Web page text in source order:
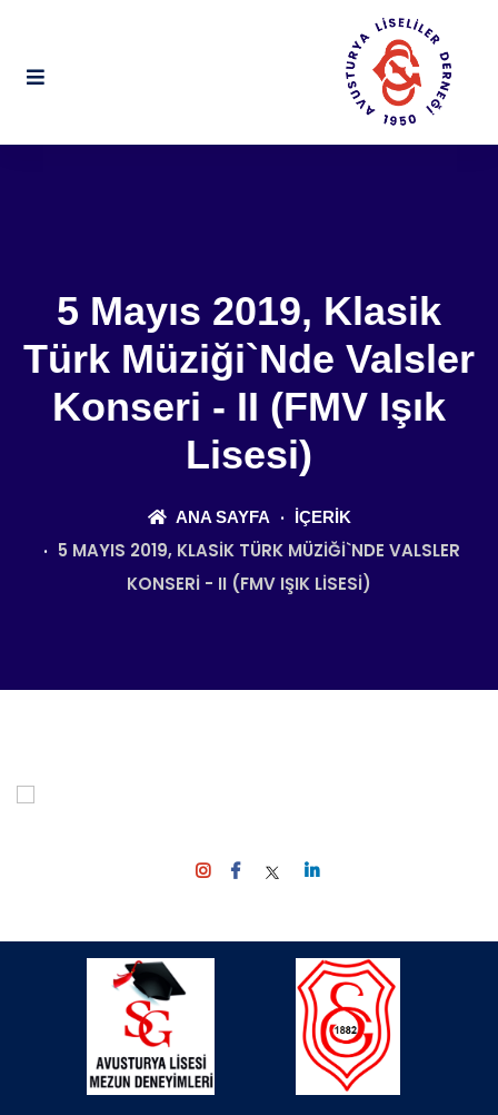
5 Mayıs 2019, Klasik
Türk Müziği`nde Valsler
Konseri - II (FMV Işık
Lisesi)
ANA SAYFA İÇERIK
5 MAYIS 2019, KLASIK TÜRK MÜZIĞI`NDE VALSLER
KONSERI - II (FMV IŞIK LISESI)